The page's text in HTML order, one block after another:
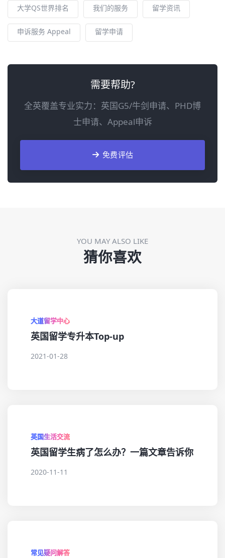
大学QS世界排名 我们的服务 留学资讯
申诉服务 Appeal 留学申请
需要帮助?
全英覆盖专业实力：英国G5/牛剑申请、PHD博
士申请、Appeal申诉
免费评估
YOU MAY ALSO LIKE
猜你喜欢
大道留学中心
英国留学专升本Top-up
2021-01-28
英国生活交流
英国留学生病了怎么办？一篇文章告诉你
2020-11-11
常见疑问解答